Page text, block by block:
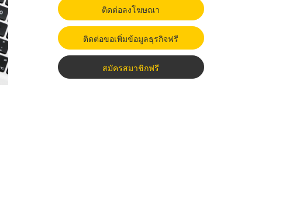
ติดต่อลงโฆษณา
ติดต่อขอเพิ่มข้อมูลธุรกิจฟรี
สมัครสมาชิกฟรี